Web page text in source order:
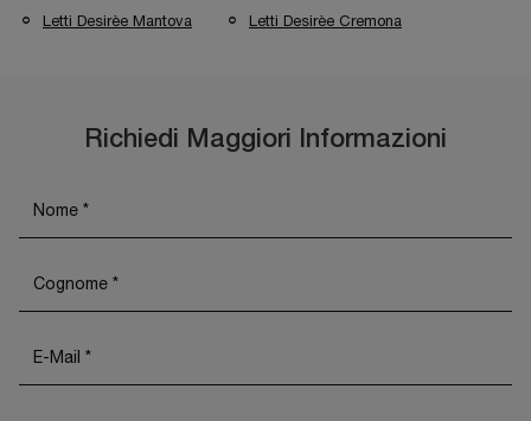
Letti Desirèe Mantova Letti Desirèe Cremona
Richiedi Maggiori Informazioni